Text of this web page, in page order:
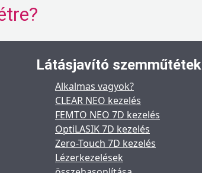
Látásjavító szemműtétek
Alkalmas vagyok?
CLEAR NEO kezelés
FEMTO NEO 7D kezelés
OptiLASIK 7D kezelés
Zero-Touch 7D kezelés
Lézerkezelések